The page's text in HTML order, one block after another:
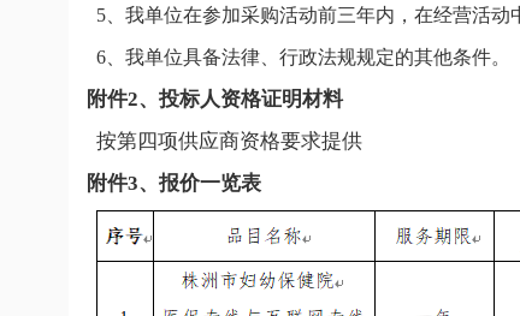
5、我单位在参加采购活动前三年内，在经营活
6、我单位具备法律、行政法规规定的其他条件。
附件2、投标人资格证明材料
按第四项供应商资格要求提供
附件3、报价一览表